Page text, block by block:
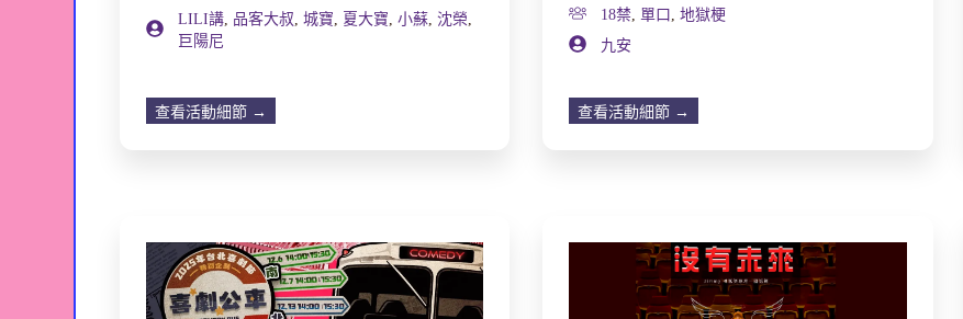
LILI講, 品客大叔,城寶, 夏大寶,小蘇,沈榮,
巨陽尼
查看活動細節 →
18禁,單口 ,地獄梗
九安
查看活動細節 →